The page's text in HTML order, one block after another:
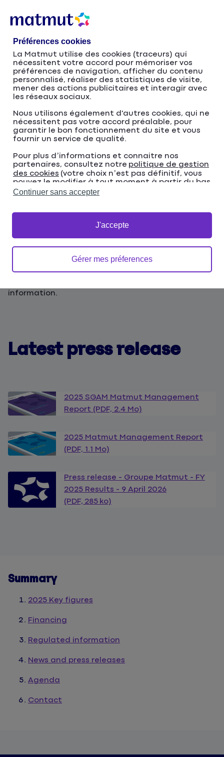
au
principal
navigation
Investors
Accueil Informations financières Investors
information.
Latest press release
2025 SGAM Matmut Management
Report (PDF, 2.4 Mo)
2025 Matmut Management Report
(PDF, 1.1 Mo)
Press release - Groupe Matmut - FY
2025 Results - 9 April 2026
(PDF, 285 ko)
Summary
2025 Key figures
Financing
Regulated information
News and press releases
Agenda
Contact
Préférences cookies
La Matmut utilise des cookies (traceurs) qui
nécessitent votre accord pour mémoriser vos
préférences de navigation, afficher du contenu
personnalisé, réaliser des statistiques de visite,
mener des actions publicitaires et interagir avec
les réseaux sociaux.
Nous utilisons également d'autres cookies, qui ne
nécessitent pas votre accord préalable, pour
garantir le bon fonctionnement du site et vous
fournir un service de qualité.
Pour plus d’informations et connaitre nos
partenaires, consultez notre politique de gestion
des cookies (votre choix n’est pas définitif, vous
pouvez le modifier à tout moment à partir du bas
de page de notre site).
Continuer sans accepter
Gérer mes préferences
J'accepte